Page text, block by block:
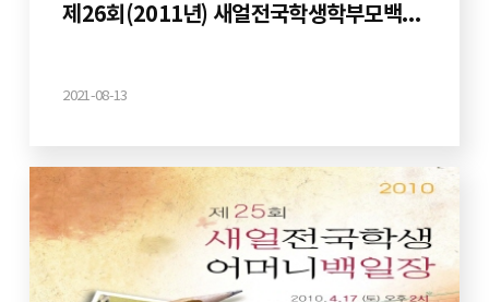
제26회(2011년) 새얼전국학생학부모백일장
2021-08-13